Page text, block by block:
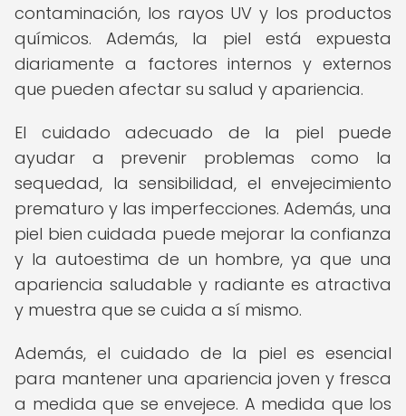
contaminación, los rayos UV y los productos
químicos. Además, la piel está expuesta
diariamente a factores internos y externos
que pueden afectar su salud y apariencia.
El cuidado adecuado de la piel puede
ayudar a prevenir problemas como la
sequedad, la sensibilidad, el envejecimiento
prematuro y las imperfecciones. Además, una
piel bien cuidada puede mejorar la confianza
y la autoestima de un hombre, ya que una
apariencia saludable y radiante es atractiva
y muestra que se cuida a sí mismo.
Además, el cuidado de la piel es esencial
para mantener una apariencia joven y fresca
a medida que se envejece. A medida que los